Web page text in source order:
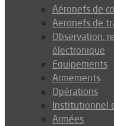
Aéronefs de
Aeronefs de
Observation,
électronique
Equipements
Armements
Opérations
Institutionnel
Armées